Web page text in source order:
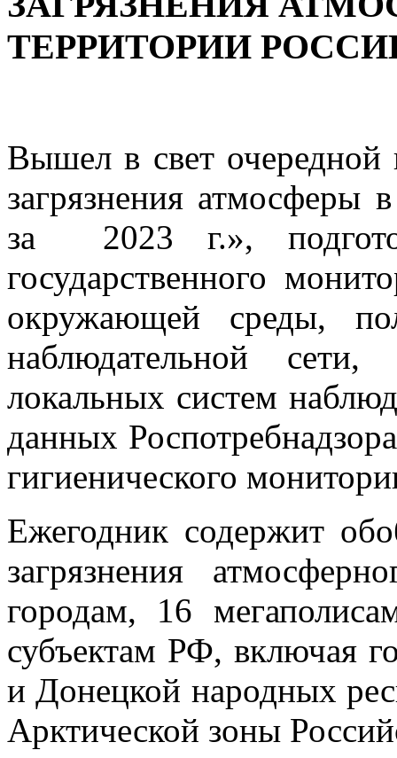
ТЕРРИТОРИИ РОССИИ
Вышел в свет очередной
загрязнения атмосферы
за 2023 г.»,
государственного
окружающей среды,
наблюдательной
локальных систем
данных
гигиенического
Ежегодник содержит
загрязнения
городам, 16
субъектам РФ, включая
и Донецкой народных
Арктической зоны